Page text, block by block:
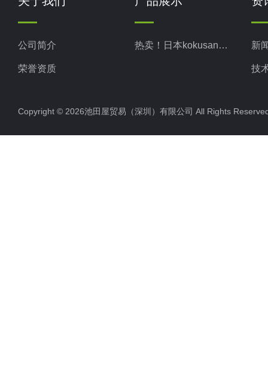
公司简介
荣誉资质
热卖！日本kokusan科库森 新
技
Copyright © 2026池田屋贸易（深圳）有限公司 All Rights